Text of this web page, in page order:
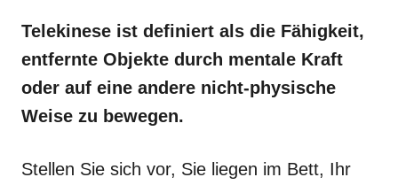
Telekinese ist definiert als die Fähigkeit,
entfernte Objekte durch mentale Kraft
oder auf eine andere nicht-physische
Weise zu bewegen.
Stellen Sie sich vor, Sie liegen im Bett, Ihr